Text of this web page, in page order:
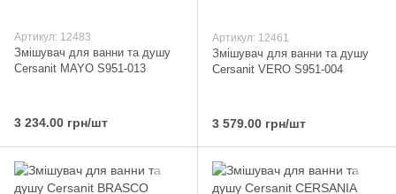
Артикул: 12483
Змішувач для ванни та душу
Cersanit MAYO S951-013
3 234.00 грн/шт
Артикул: 12461
Змішувач для ванни та душу
Cersanit VERO S951-004
3 579.00 грн/шт